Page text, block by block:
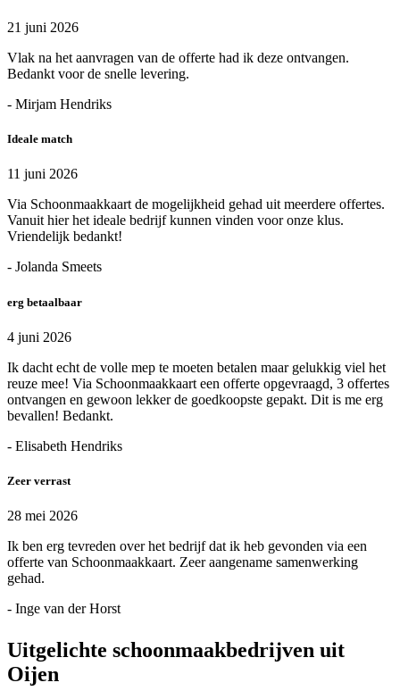
21 juni 2026
Vlak na het aanvragen van de offerte had ik deze ontvangen.
Bedankt voor de snelle levering.
- Mirjam Hendriks
Ideale match
11 juni 2026
Via Schoonmaakkaart de mogelijkheid gehad uit meerdere offertes.
Vanuit hier het ideale bedrijf kunnen vinden voor onze klus.
Vriendelijk bedankt!
- Jolanda Smeets
erg betaalbaar
4 juni 2026
Ik dacht echt de volle mep te moeten betalen maar gelukkig viel het
reuze mee! Via Schoonmaakkaart een offerte opgevraagd, 3 offertes
ontvangen en gewoon lekker de goedkoopste gepakt. Dit is me erg
bevallen! Bedankt.
- Elisabeth Hendriks
Zeer verrast
28 mei 2026
Ik ben erg tevreden over het bedrijf dat ik heb gevonden via een
offerte van Schoonmaakkaart. Zeer aangename samenwerking
gehad.
- Inge van der Horst
Uitgelichte schoonmaakbedrijven uit
Oijen